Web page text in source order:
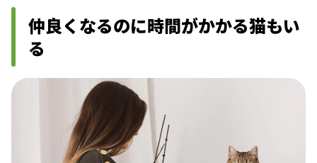
仲良くなるのに時間がかかる猫もい
る